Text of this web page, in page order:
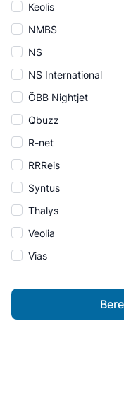
Keolis
NMBS
NS
NS International
ÖBB Nightjet
Qbuzz
R-net
RRReis
Syntus
Thalys
Veolia
Vias